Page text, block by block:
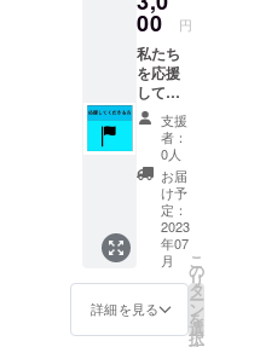
9月3日
まで
ださい
店内に
掲示す
る支援
者全員
のお名
前を記
載した
看板に
【小】
サイズ
でお名
前を記
載させ
ていた
だきま
00 円
私たち
を応援
してく
ださる
方向け
です！
店内に
掲示す
る支援
者全員
のお名
前を記
載した
看板に
【小】
支援
者：
0人
お届
け予
定：
2023
年07
月
詳細を見る
こ
の
リ
タ
ー
ン
を
選
択